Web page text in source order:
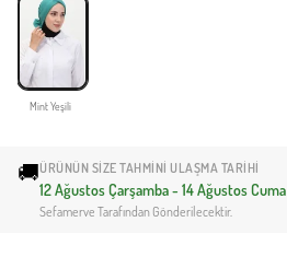
Mint Yeşili
🚚ÜRÜNÜN SIZE TAHMINI ULAŞMA TARIHI
12 Ağustos Çarşamba - 14 Ağustos Cuma
Sefamerve Tarafından Gönderilecektir.